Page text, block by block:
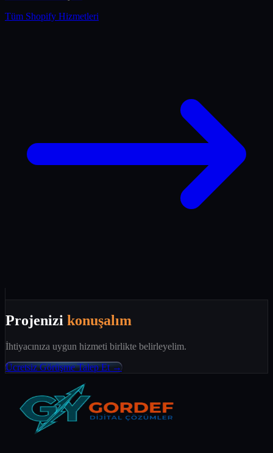
Tüm Shopify Hizmetleri
Projenizi konuşalım
İhtiyacınıza uygun hizmeti birlikte belirleyelim.
Ücretsiz Görüşme Talep Et →